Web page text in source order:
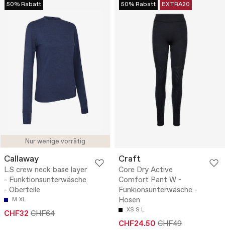
Nur wenige vorrätig
50% Rabatt
Callaway
LS crew neck base layer
- Funktionsunterwäsche
- Oberteile
M XL
CHF32 CHF64
50% Rabatt EXTRA20
Craft
Core Dry Active
Comfort Pant W -
Funkionsunterwäsche -
Hosen
XS S L
CHF24.50 CHF49